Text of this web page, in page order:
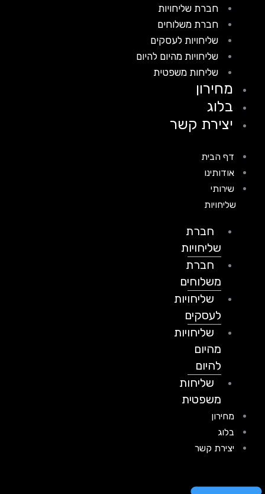
חברת שליחויות
חברת משלוחים
שליחויות לעסקים
שליחויות מהיום להיום
שליחות משפטית
מחירון
בלוג
יצירת קשר
דף הבית
אודותינו
שירותי
שליחויות
חברת
שליחויות
חברת
משלוחים
שליחויות
לעסקים
שליחויות
מהיום
להיום
שליחות
משפטית
מחירון
בלוג
יצירת קשר